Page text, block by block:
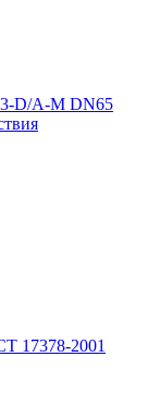
D/A-M DN65
17378-2001